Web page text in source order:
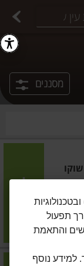
מסננים
הוסיפוובטכנולוגיות
תפעול
והתאמת
נוסף